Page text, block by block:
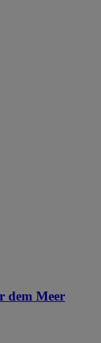
dem Meer